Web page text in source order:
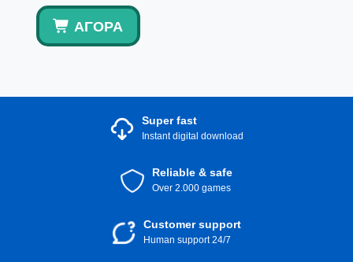
ΑΓΟΡΆ
Super fast
Instant digital download
Reliable & safe
Over 2.000 games
Customer support
Human support 24/7